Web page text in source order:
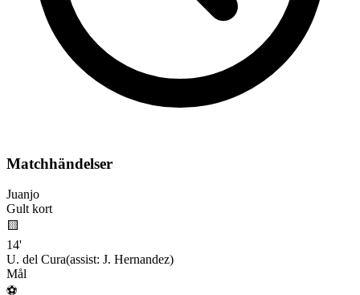
Matchhändelser
Juanjo
Gult kort
🟨
14'
U. del Cura(assist: J. Hernandez)
Mål
⚽